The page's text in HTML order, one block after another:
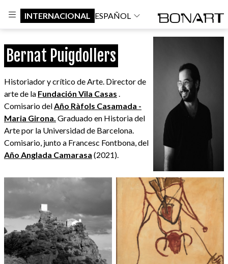
INTERNACIONAL ESPAÑOL
Bernat Puigdollers
Historiador y crítico de Arte. Director de
arte de la Fundación Vila Casas .
Comisario delAño Ràfols Casamada -
Maria Girona. Graduado en Historia del
Arte por la Universidad de Barcelona.
Comisario, junto a Francesc Fontbona, del
Año Anglada Camarasa (2021).